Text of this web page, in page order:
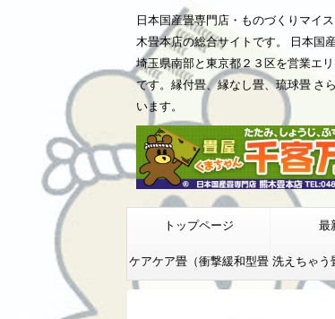
日本国産畳専門店・ものづくりマイ
木畳本店の総合サイトです。 日本国
埼玉県南部と東京都２３区を営業エ
です。縁付畳、縁なし畳、琉球畳 さ
います。
トップページ 最
ケアケア畳（衝撃緩和型畳 洗えちゃう